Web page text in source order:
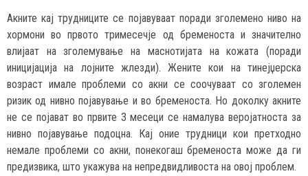
Акните кај трудниците се појавуваат поради зголемено ниво на
хормони во првото тримесечје од бременоста и значително
влијаат на зголемување на маснотијата на кожата (поради
иницијација на лојните жлезди). Жените кои на тинејџерска
возраст имале проблеми со акни се соочуваат со зголемен
ризик од нивно појавување и во бременоста. Но доколку акните
не се појават во првите 3 месеци се намалува веројатноста за
нивно појавување подоцна. Кај оние трудници кои претходно
немале проблеми со акни, понекогаш бременоста може да ги
предизвика, што укажува на непредвидливоста на овој проблем.